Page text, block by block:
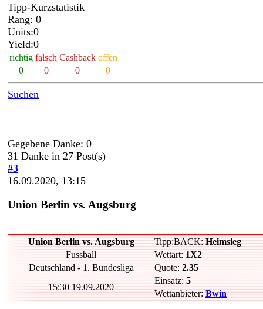
Tipp-Kurzstatistik
Rang: 0
Units:0
Yield:0
richtig falsch Cashback offen
0
0 0 0
Suchen
Gegebene Danke: 0
31 Danke in 27 Post(s)
#3
16.09.2020, 13:15
Union Berlin vs. Augsburg
Union Berlin vs. Augsburg Tipp:BACK:Heimsieg
Fussball
Wettart:1X2
Deutschland - 1. Bundesliga
Quote: 2.35
15:30 19.09.2020
Einsatz: 5
Wettanbieter:Bwin